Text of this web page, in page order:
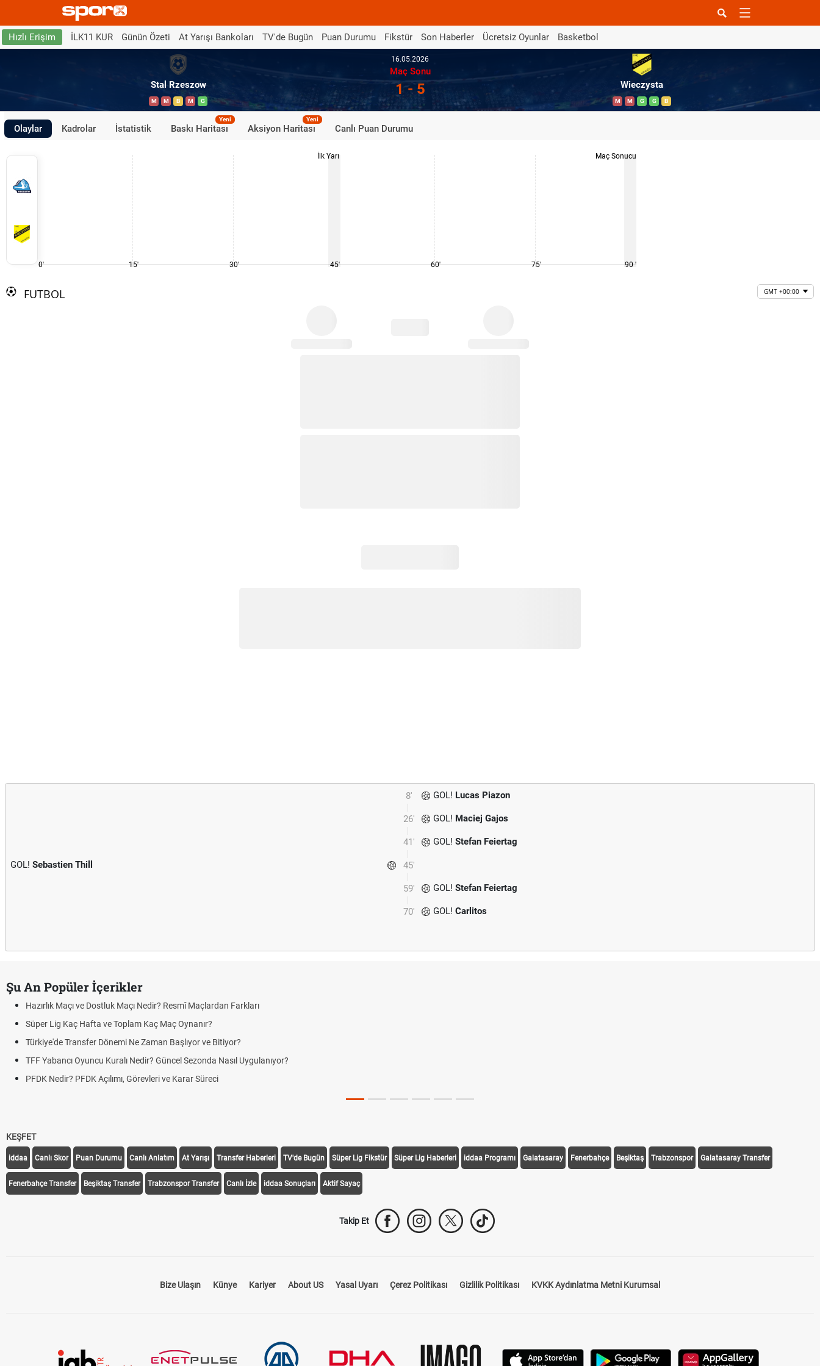
Hızlı Erişim İLK11 KUR Günün Özeti At Yarışı Bankoları TV'de Bugün Puan Durumu Fikstür Son Haberler Ücretsiz Oyunlar Basketbol
Stal Rzeszow
M M B M G
16.05.2026
Maç Sonu
1 - 5 Wieczysta
M M G G B
Olaylar Kadrolar İstatistik Baskı Haritası
Yeni
Aksiyon Haritası
Yeni
Canlı Puan Durumu
0' 15' 30'
İlk Yarı
45' 60' 75'
Maç Sonucu
90 '
FUTBOL GMT +00:00
8' GOL! Lucas Piazon
26' GOL! Maciej Gajos
41' GOL! Stefan Feiertag
45'
GOL! Sebastien Thill
59' GOL! Stefan Feiertag
70' GOL! Carlitos
Şu An Popüler İçerikler
Hazırlık Maçı ve Dostluk Maçı Nedir? Resmî Maçlardan Farkları
Süper Lig Kaç Hafta ve Toplam Kaç Maç Oynanır?
Türkiye'de Transfer Dönemi Ne Zaman Başlıyor ve Bitiyor?
TFF Yabancı Oyuncu Kuralı Nedir? Güncel Sezonda Nasıl Uygulanıyor?
PFDK Nedir? PFDK Açılımı, Görevleri ve Karar Süreci
KEŞFET
iddaa Canlı Skor Puan Durumu Canlı Anlatım At Yarışı Transfer Haberleri TV'de Bugün Süper Lig Fikstür Süper Lig Haberleri iddaa Programı Galatasaray Fenerbahçe Beşiktaş Trabzonspor Galatasaray Transfer
Fenerbahçe Transfer Beşiktaş Transfer Trabzonspor Transfer Canlı İzle iddaa Sonuçları Aktif Sayaç
Takip Et
Bize Ulaşın Künye Kariyer About US Yasal Uyarı Çerez Politikası Gizlilik Politikası KVKK Aydınlatma Metni Kurumsal